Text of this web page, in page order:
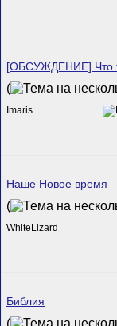
[ОБСУЖДЕНИЕ] Что
(
Imaris
Наше Новое время
(
WhiteLizard
Библия
(